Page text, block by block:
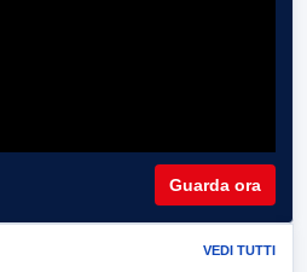
Guarda ora
VEDI TUTTI